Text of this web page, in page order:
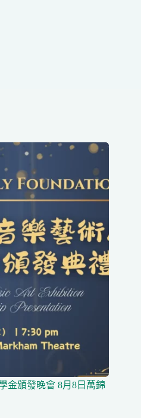
金頒發晚會 8月8日萬錦